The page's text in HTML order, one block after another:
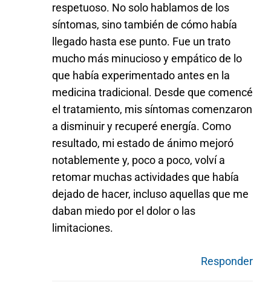
respetuoso. No solo hablamos de los
síntomas, sino también de cómo había
llegado hasta ese punto. Fue un trato
mucho más minucioso y empático de lo
que había experimentado antes en la
medicina tradicional. Desde que comencé
el tratamiento, mis síntomas comenzaron
a disminuir y recuperé energía. Como
resultado, mi estado de ánimo mejoró
notablemente y, poco a poco, volví a
retomar muchas actividades que había
dejado de hacer, incluso aquellas que me
daban miedo por el dolor o las
limitaciones.
Responder